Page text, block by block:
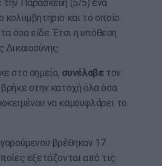
την Παρασκευή (5/5) ένα
και το οποίο
όσα είδε. Έτσι η υπόθεση
στο σημείο, συνέλαβε τον
στην κατοχή όλα όσα
να καμουφλάρει το
βρέθηκαν 17
εξετάζονται από τις